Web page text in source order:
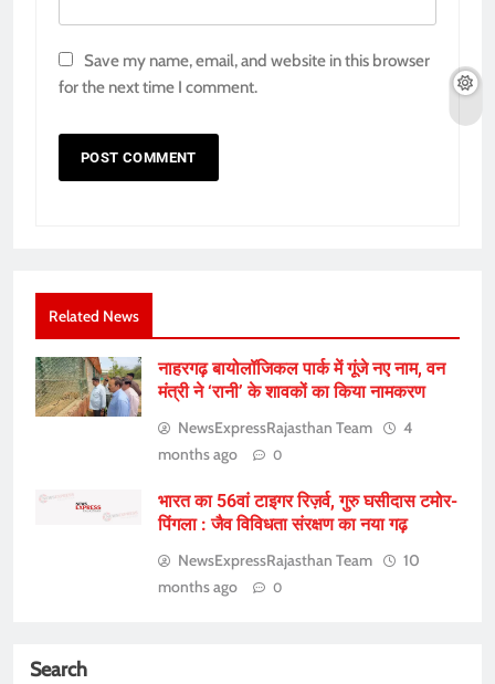
Save my name, email, and website in this browser
for the next time I comment.
Related News
नाहरगढ़ बायोलॉजिकल पार्क में गूंजे नए नाम, वन
मंत्री ने ‘रानी’ के शावकों का किया नामकरण
NewsExpressRajasthan Team
4
months ago
0
भारत का 56वां टाइगर रिज़र्व, गुरु घसीदास टमोर-
पिंगला : जैव विविधता संरक्षण का नया गढ़
NewsExpressRajasthan Team
10
months ago
0
Search